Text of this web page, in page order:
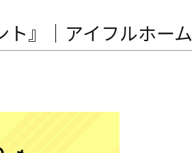
』｜アイフルホーム